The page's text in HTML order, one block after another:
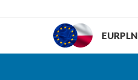
EURPLN